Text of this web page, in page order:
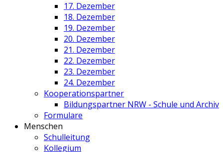
17. Dezember
18. Dezember
19. Dezember
20. Dezember
21. Dezember
22. Dezember
23. Dezember
24. Dezember
Kooperationspartner
Bildungspartner NRW - Schule und Archiv
Formulare
Menschen
Schulleitung
Kollegium